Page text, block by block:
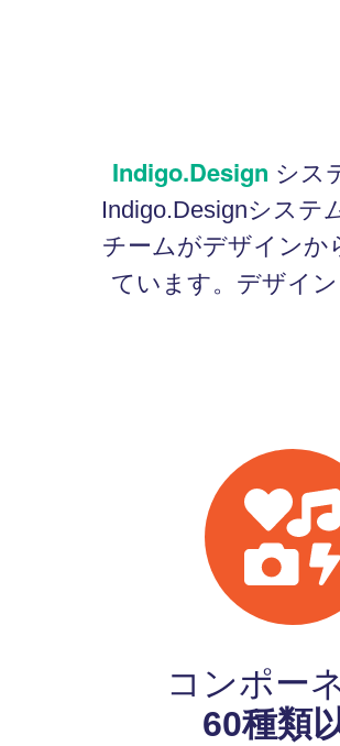
Indigo.Design シス
Indigo.Designシス
チームがデザインか
ています。デザイ
コンポー
60種類